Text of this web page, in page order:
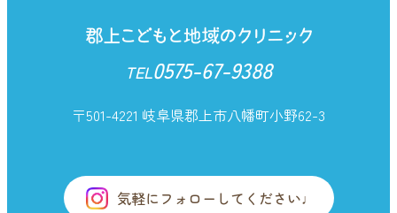
TEL0575-67-9388
〒501-4221 岐阜県郡上市八幡町小野62-3
気軽にフォローしてください♩